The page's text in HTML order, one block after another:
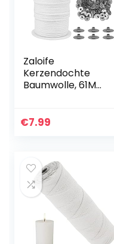
Zaloife
Kerzendochte
Baumwolle, 61M
Flachdocht, mit 1
€7.99